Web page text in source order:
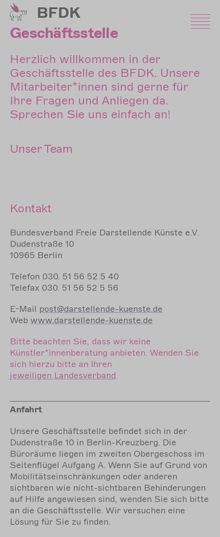
Direkt
zum
Inhalt
BFDK
Geschäftsstelle
Herzlich willkommen in der
Geschäftsstelle des BFDK. Unsere
Mitarbeiter*innen sind gerne für
Ihre Fragen und Anliegen da.
Sprechen Sie uns einfach an!
Unser Team
Kontakt
Bundesverband Freie Darstellende Künste e.V.
Dudenstraße 10
10965 Berlin
Telefon 030. 51 56 52 5 40
Telefax 030. 51 56 52 5 56
E-Mail post@darstellende-kuenste.de
Web www.darstellende-kuenste.de
Bitte beachten Sie, dass wir keine
Künstler*innenberatung anbieten. Wenden Sie
sich hierzu bitte an Ihren
jeweiligen Landesverband.
Anfahrt
Unsere Geschäftsstelle befindet sich in der
Dudenstraße 10 in Berlin-Kreuzberg. Die
Büroräume liegen im zweiten Obergeschoss im
Seitenflügel Aufgang A. Wenn Sie auf Grund von
Mobilitätseinschränkungen oder anderen
sichtbaren wie nicht-sichtbaren Behinderungen
auf Hilfe angewiesen sind, wenden Sie sich bitte
an die Geschäftsstelle. Wir versuchen eine
Lösung für Sie zu finden.